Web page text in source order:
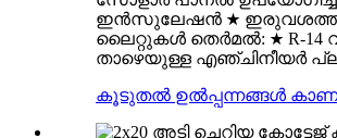
ഇൻസുലേഷൻ ★
ലൈറ്റുകൾ തെർമൽ: ★ R-14
താഴെയുള്ള എഞ്ചിനീയർ
കൂടുതൽ ഉൽപ്പന്നങ്ങൾ